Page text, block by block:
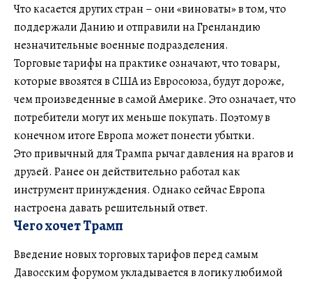
Что касается других стран – они «виноваты» в том, что
поддержали Данию и отправили на Гренландию
незначительные военные подразделения.
Торговые тарифы на практике означают, что товары,
которые ввозятся в США из Евросоюза, будут дороже,
чем произведенные в самой Америке. Это означает, что
потребители могут их меньше покупать. Поэтому в
конечном итоге Европа может понести убытки.
Это привычный для Трампа рычаг давления на врагов и
друзей. Ранее он действительно работал как
инструмент принуждения. Однако сейчас Европа
настроена давать решительный ответ.
Чего хочет Трамп
Введение новых торговых тарифов перед самым
Давосским форумом укладывается в логику любимой